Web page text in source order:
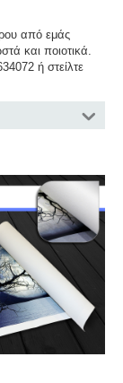
από εμάς
και ποιοτικά.
ή στείλτε